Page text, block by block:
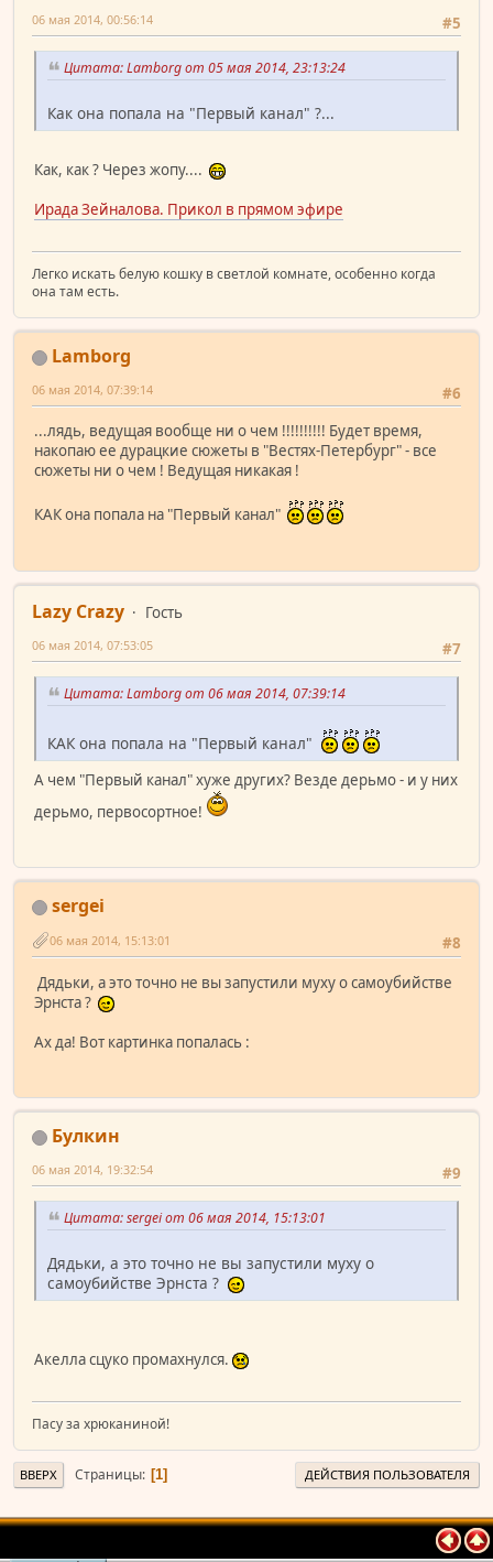
#5
06 мая 2014, 00:56:14
Цитата: Lamborg от 05 мая 2014, 23:13:24
Как она попала на "Первый канал" ?...
Как, как ? Через жопу....
Ирада Зейналова. Прикол в прямом эфире
Легко искать белую кошку в светлой комнате, особенно когда
она там есть.
Lamborg
#6
06 мая 2014, 07:39:14
...лядь, ведущая вообще ни о чем !!!!!!!!!! Будет время,
накопаю ее дурацкие сюжеты в "Вестях-Петербург" - все
сюжеты ни о чем ! Ведущая никакая !
КАК она попала на "Первый канал"
Lazy Crazy
Гость
#7
06 мая 2014, 07:53:05
Цитата: Lamborg от 06 мая 2014, 07:39:14
КАК она попала на "Первый канал"
А чем "Первый канал" хуже других? Везде дерьмо - и у них
дерьмо, первосортное!
sergei
#8
06 мая 2014, 15:13:01
Дядьки, а это точно не вы запустили муху о самоубийстве
Эрнста ?
Ах да! Вот картинка попалась :
Булкин
#9
06 мая 2014, 19:32:54
Цитата: sergei от 06 мая 2014, 15:13:01
Дядьки, а это точно не вы запустили муху о
самоубийстве Эрнста ?
Акелла сцуко промахнулся.
Пасу за хрюканиной!
ВВЕРХ Страницы 1 ДЕЙСТВИЯ ПОЛЬЗОВАТЕЛЯ